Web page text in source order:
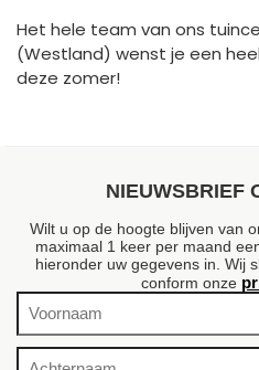
Het hele team van ons
(Westland) wenst je een
deze zomer!
NIEUWSBRIEF
Wilt u op de hoogte blijven van
maximaal 1 keer per maand
hieronder uw gegevens in. Wij
conform onze